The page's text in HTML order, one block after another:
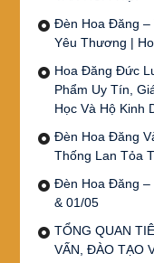
Đèn Hoa Đăng –
Yêu Thương |
Hoa Đăng Đức
Phẩm Uy Tín,
Học Và Hộ Kinh
Đèn Hoa Đăng
Thống Lan Tỏa
Đèn Hoa Đăng –
& 01/05
TỔNG QUAN
VẤN, ĐÀO TẠO